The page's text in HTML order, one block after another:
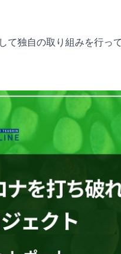
独自の取り組みを行って